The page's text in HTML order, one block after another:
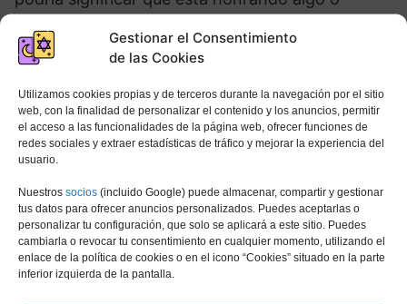
Gestionar el Consentimiento
de las Cookies
Utilizamos cookies propias y de terceros durante la navegación por el sitio
web, con la finalidad de personalizar el contenido y los anuncios, permitir
el acceso a las funcionalidades de la página web, ofrecer funciones de
redes sociales y extraer estadísticas de tráfico y mejorar la experiencia del
usuario.
Nuestros socios (incluido Google) puede almacenar, compartir y gestionar
tus datos para ofrecer anuncios personalizados. Puedes aceptarlas o
personalizar tu configuración, que solo se aplicará a este sitio. Puedes
cambiarla o revocar tu consentimiento en cualquier momento, utilizando el
enlace de la política de cookies o en el icono “Cookies” situado en la parte
inferior izquierda de la pantalla.
experiencias o lecciones aprendidas. Una vela a
menudo puede ser un signo de liberación. El
color de la vela también podría tener algún
significado, ya que las velas se utilizan a menudo
en hechizos y otros tipos de actividades
meditativas.
Soñar con una fogata
Las fogatas son un lugar para reuniones sociales